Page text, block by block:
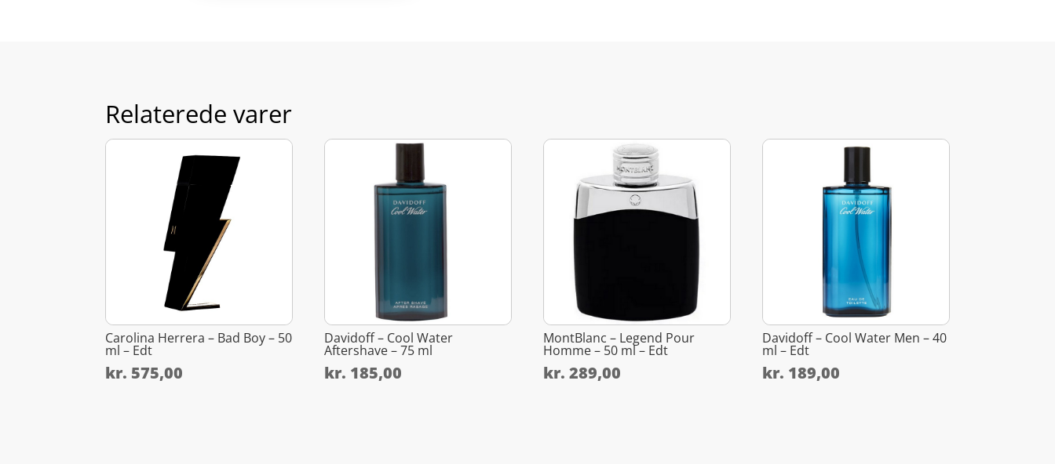
Relaterede varer
Carolina Herrera – Bad Boy – 50
ml – Edt
kr. 575,00
Davidoff – Cool Water
Aftershave – 75 ml
kr. 185,00
MontBlanc – Legend Pour
Homme – 50 ml – Edt
kr. 289,00
Davidoff – Cool Water Men – 40
ml – Edt
kr. 189,00